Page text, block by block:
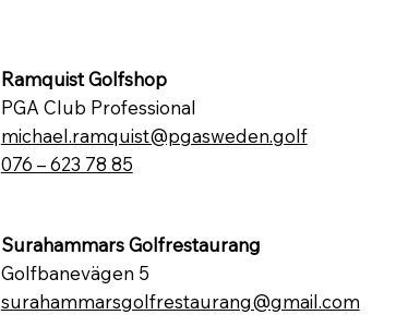
Ramquist Golfshop
PGA Club Professional
michael.ramquist@pgasweden.golf
076 – 623 78 85
Surahammars Golfrestaurang
Golfbanevägen 5
surahammarsgolfrestaurang@gmail.com